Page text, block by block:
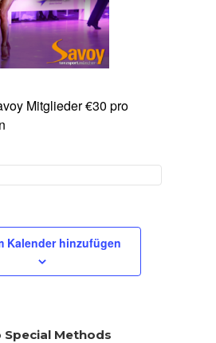
Mitglieder €30 pro
Kalender hinzufügen
Methods